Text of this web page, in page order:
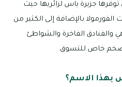
توفرها جزيرة ياس لزائريها حيث
بالإضافة إلى الكثير من
والفنادق الفاخرة والشواطئ
ضخم خاص للتسوق.
بهذا الاسم؟